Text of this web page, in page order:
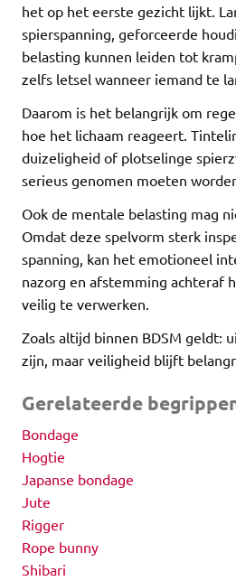
het op het eerste gezicht lijkt.
spierspanning, geforceerde
belasting kunnen leiden tot
zelfs letsel wanneer iemand te
Daarom is het belangrijk om
hoe het lichaam reageert.
duizeligheid of plotselinge
serieus genomen moeten
Ook de mentale belasting mag
Omdat deze spelvorm sterk
spanning, kan het emotioneel
nazorg en afstemming achteraf
veilig te verwerken.
Zoals altijd binnen BDSM geldt:
zijn, maar veiligheid blijft
Gerelateerde
Bondage
Hogtie
Japanse bondage
Jute
Rigger
Rope bunny
Shibari